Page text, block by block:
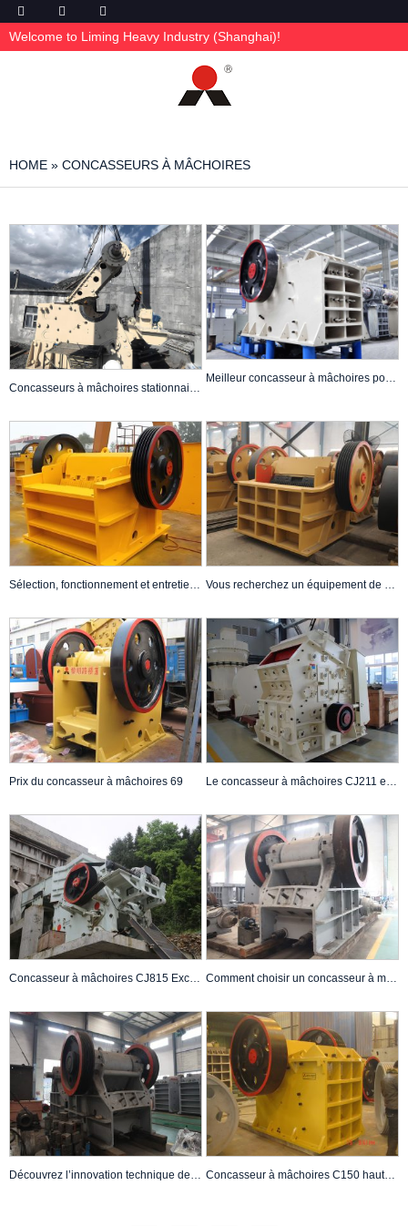
Welcome to Liming Heavy Industry (Shanghai)!
HOME » CONCASSEURS À MÂCHOIRES
Meilleur concasseur à mâchoires pour granit : meilleurs choix et guide d’achat (2025)
Prix ​​du concasseur à mâchoires 69
Découvrez l’innovation technique derrière le concasseur à mâchoires C130 Concasseur à mâchoires C150 hautes performances et extrêmement fiable